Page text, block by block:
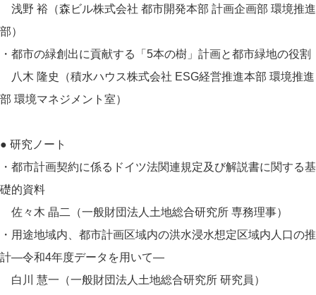
浅野 裕（森ビル株式会社 都市開発本部 計画企画部 環境推進
部）
・都市の緑創出に貢献する「5本の樹」計画と都市緑地の役割
八木 隆史（積水ハウス株式会社 ESG経営推進本部 環境推進
部 環境マネジメント室）
● 研究ノート
・都市計画契約に係るドイツ法関連規定及び解説書に関する基
礎的資料
佐々木 晶二（一般財団法人土地総合研究所 専務理事）
・用途地域内、都市計画区域内の洪水浸水想定区域内人口の推
計―令和4年度データを用いて―
白川 慧一（一般財団法人土地総合研究所 研究員）